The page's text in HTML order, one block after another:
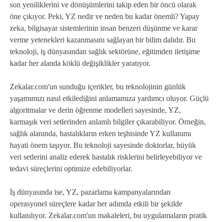
son yeniliklerini ve dönüşümlerini takip eden bir öncü olarak
öne çıkıyor. Peki, YZ nedir ve neden bu kadar önemli? Yapay
zeka, bilgisayar sistemlerinin insan benzeri düşünme ve karar
verme yetenekleri kazanmasını sağlayan bir bilim dalıdır. Bu
teknoloji, iş dünyasından sağlık sektörüne, eğitimden iletişime
kadar her alanda köklü değişiklikler yaratıyor.
Zekalar.com'un sunduğu içerikler, bu teknolojinin günlük
yaşamımızı nasıl etkilediğini anlamamıza yardımcı oluyor. Güçlü
algoritmalar ve derin öğrenme modelleri sayesinde, YZ,
karmaşık veri setlerinden anlamlı bilgiler çıkarabiliyor. Örneğin,
sağlık alanında, hastalıkların erken teşhisinde YZ kullanımı
hayati önem taşıyor. Bu teknoloji sayesinde doktorlar, büyük
veri setlerini analiz ederek hastalık risklerini belirleyebiliyor ve
tedavi süreçlerini optimize edebiliyorlar.
İş dünyasında ise, YZ, pazarlama kampanyalarından
operasyonel süreçlere kadar her adımda etkili bir şekilde
kullanılıyor. Zekalar.com'un makaleleri, bu uygulamaların pratik